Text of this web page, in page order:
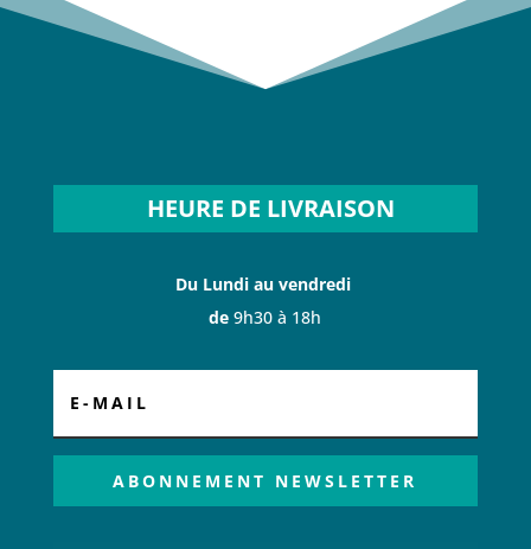
HEURE DE LIVRAISON
Du Lundi au vendredi
de 9h30 à 18h
ABONNEMENT NEWSLETTER